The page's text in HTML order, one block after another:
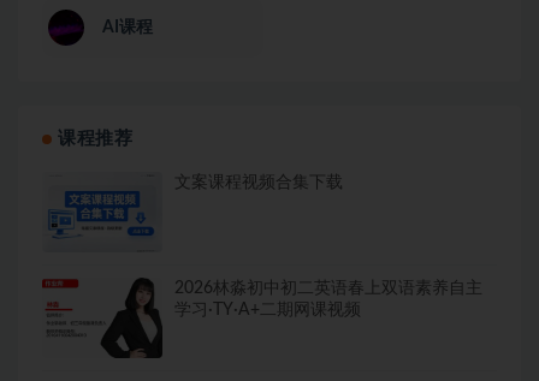
AI课程
课程推荐
文案课程视频合集下载
2026林淼初中初二英语春上双语素养自主
学习·TY·A+二期网课视频